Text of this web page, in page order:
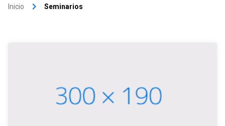
Inicio keyboard_arrow_right Seminarios